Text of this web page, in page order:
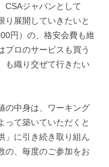
CSAジャパンとして
り展開していきたいと
円）の、格安会費も維
プロのサービスも買う
も織り交ぜて行きたい
の中身は、ワーキング
って築いていただくと
」に引き続き取り組ん
の、毎度のご参加をお